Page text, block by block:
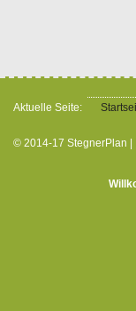
Aktuelle Seite:
© 2014-17 StegnerPlan |